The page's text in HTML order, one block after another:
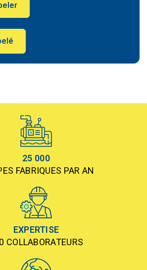
25 000
FABRIQUES PAR AN
EXPERTISE
COLLABORATEURS